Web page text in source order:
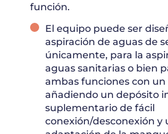
función.
El equipo puede ser
aspiración de aguas de
únicamente, para la
aguas sanitarias o bien
ambas funciones con un
añadiendo un depósito
suplementario de fácil
conexión/desconexión y